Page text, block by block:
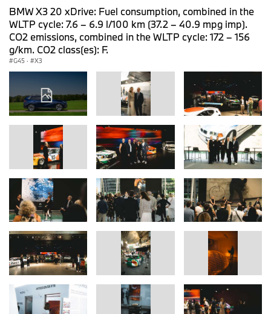
BMW X3 20 xDrive: Fuel consumption, combined in the
WLTP cycle: 7.6 – 6.9 l/100 km (37.2 – 40.9 mpg imp).
CO2 emissions, combined in the WLTP cycle: 172 – 156
g/km. CO2 class(es): F.
G45 · X3